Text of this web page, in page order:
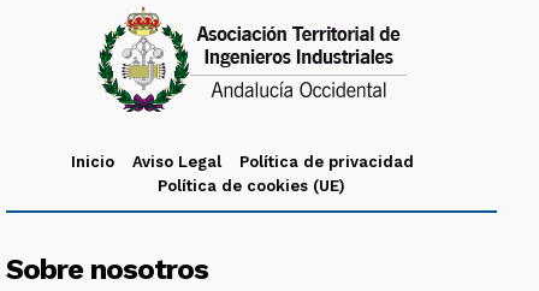
Inicio Aviso Legal
Política de privacidad
Política de cookies (UE)
Sobre nosotros